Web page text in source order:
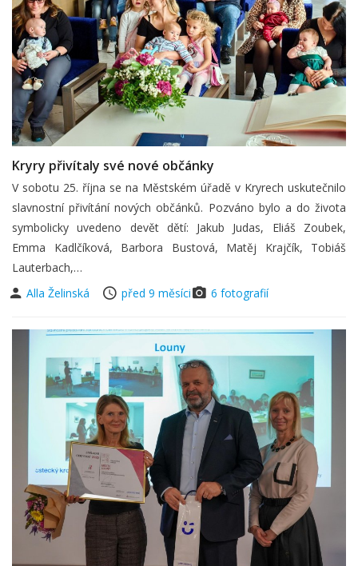
Kryry přivítaly své nové občánky
V sobotu 25. října se na Městském úřadě v Kryrech uskutečnilo
slavnostní přivítání nových občánků. Pozváno bylo a do života
symbolicky uvedeno devět dětí: Jakub Judas, Eliáš Zoubek,
Emma Kadlčíková, Barbora Bustová, Matěj Krajčík, Tobiáš
Lauterbach,…
Alla Želinská
před 9 měsíci 6 fotografií